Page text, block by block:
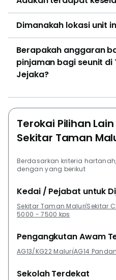
Dimanakah lokasi unit
Berapakah anggaran
pinjaman bagi seunit di
Jejaka?
Terokai Pilihan
Sekitar Taman
Berdasarkan kriteria
dengan yang berikut
Kedai / Pejabat untuk
Sekitar Taman MaluriSekitar
5000 - 7500 kps
Pengangkutan Awam
AG13/KG22 MaluriAG14
Sekolah Terdekat